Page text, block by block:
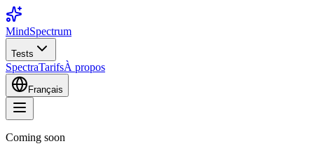
MindSpectrum
Tests
SpectraTarifsÀ propos
Français
Coming soon